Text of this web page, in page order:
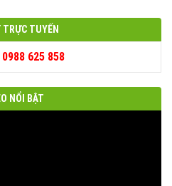
TRỰC TUYẾN
625 858
NỔI BẬT